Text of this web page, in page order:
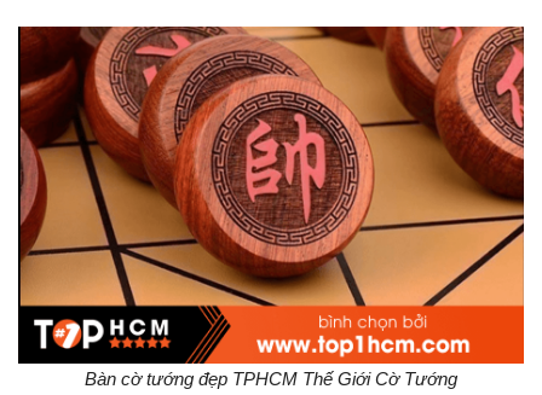
Bàn cờ tướng đẹp TPHCM Thế Giới Cờ Tướng